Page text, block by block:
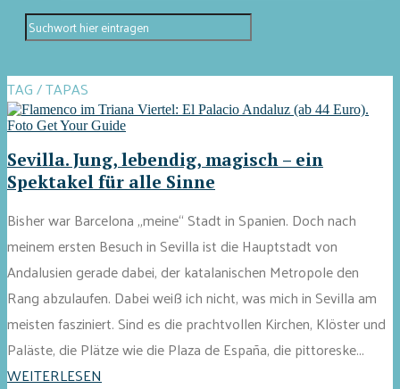
TAG / TAPAS
Sevilla. Jung, lebendig, magisch – ein
Spektakel für alle Sinne
Bisher war Barcelona „meine“ Stadt in Spanien. Doch nach
meinem ersten Besuch in Sevilla ist die Hauptstadt von
Andalusien gerade dabei, der katalanischen Metropole den
Rang abzulaufen. Dabei weiß ich nicht, was mich in Sevilla am
meisten fasziniert. Sind es die prachtvollen Kirchen, Klöster und
Paläste, die Plätze wie die Plaza de España, die pittoreske...
WEITERLESEN